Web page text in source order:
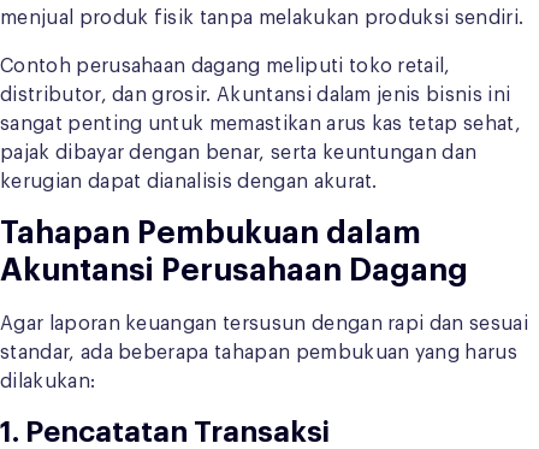
menjual produk fisik tanpa melakukan produksi sendiri.
Contoh perusahaan dagang meliputi toko retail,
distributor, dan grosir. Akuntansi dalam jenis bisnis ini
sangat penting untuk memastikan arus kas tetap sehat,
pajak dibayar dengan benar, serta keuntungan dan
kerugian dapat dianalisis dengan akurat.
Tahapan Pembukuan dalam
Akuntansi Perusahaan Dagang
Agar laporan keuangan tersusun dengan rapi dan sesuai
standar, ada beberapa tahapan pembukuan yang harus
dilakukan:
1. Pencatatan Transaksi